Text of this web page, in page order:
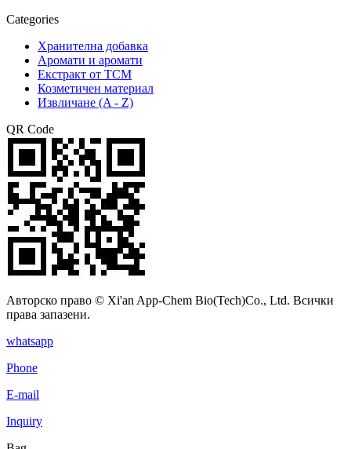
Categories
Хранителна добавка
Аромати и аромати
Екстракт от TCM
Козметичен материал
Извличане (A - Z)
QR Code
Авторско право © Xi'an App-Chem Bio(Tech)Co., Ltd. Всички
права запазени.
whatsapp
Phone
E-mail
Inquiry